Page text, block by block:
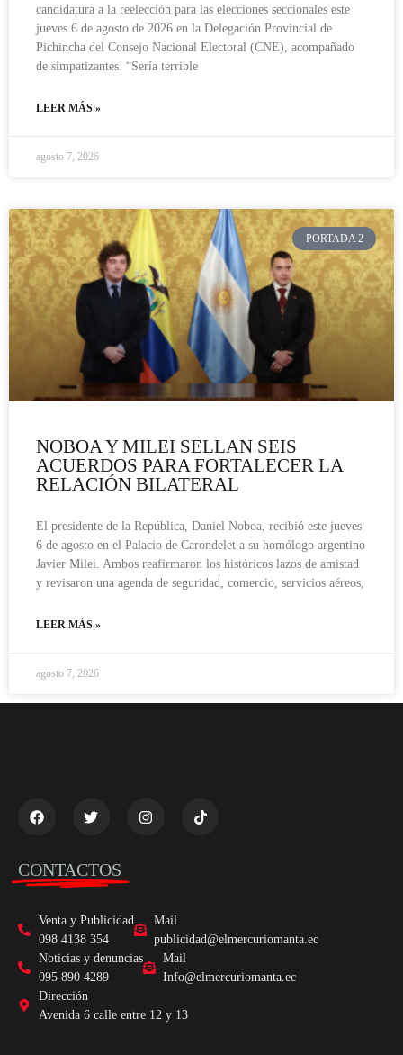
candidatura a la reelección para las elecciones seccionales este
jueves 6 de agosto de 2026 en la Delegación Provincial de
Pichincha del Consejo Nacional Electoral (CNE), acompañado
de simpatizantes. “Sería terrible
LEER MÁS »
agosto 7, 2026
PORTADA 2
NOBOA Y MILEI SELLAN SEIS
ACUERDOS PARA FORTALECER LA
RELACIÓN BILATERAL
El presidente de la República, Daniel Noboa, recibió este jueves
6 de agosto en el Palacio de Carondelet a su homólogo argentino
Javier Milei. Ambos reafirmaron los históricos lazos de amistad
y revisaron una agenda de seguridad, comercio, servicios aéreos,
LEER MÁS »
agosto 7, 2026
CONTACTOS
Venta y Publicidad
098 4138 354
Mail
publicidad@elmercuriomanta.ec
Noticias y denuncias
095 890 4289
Mail
Info@elmercuriomanta.ec
Dirección
Avenida 6 calle entre 12 y 13